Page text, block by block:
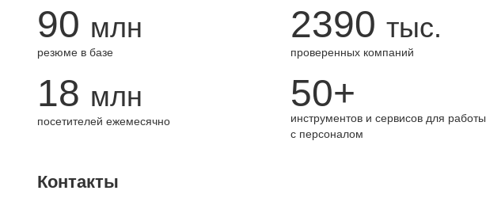
90 млн
резюме в базе
2390 тыс.
проверенных компаний
18 млн
посетителей ежемесячно
50+
инструментов и сервисов для работы
с персоналом
Контакты